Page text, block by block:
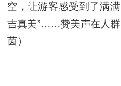
空，让游客感受到了满满
吉真美”……赞美声在人
茵）